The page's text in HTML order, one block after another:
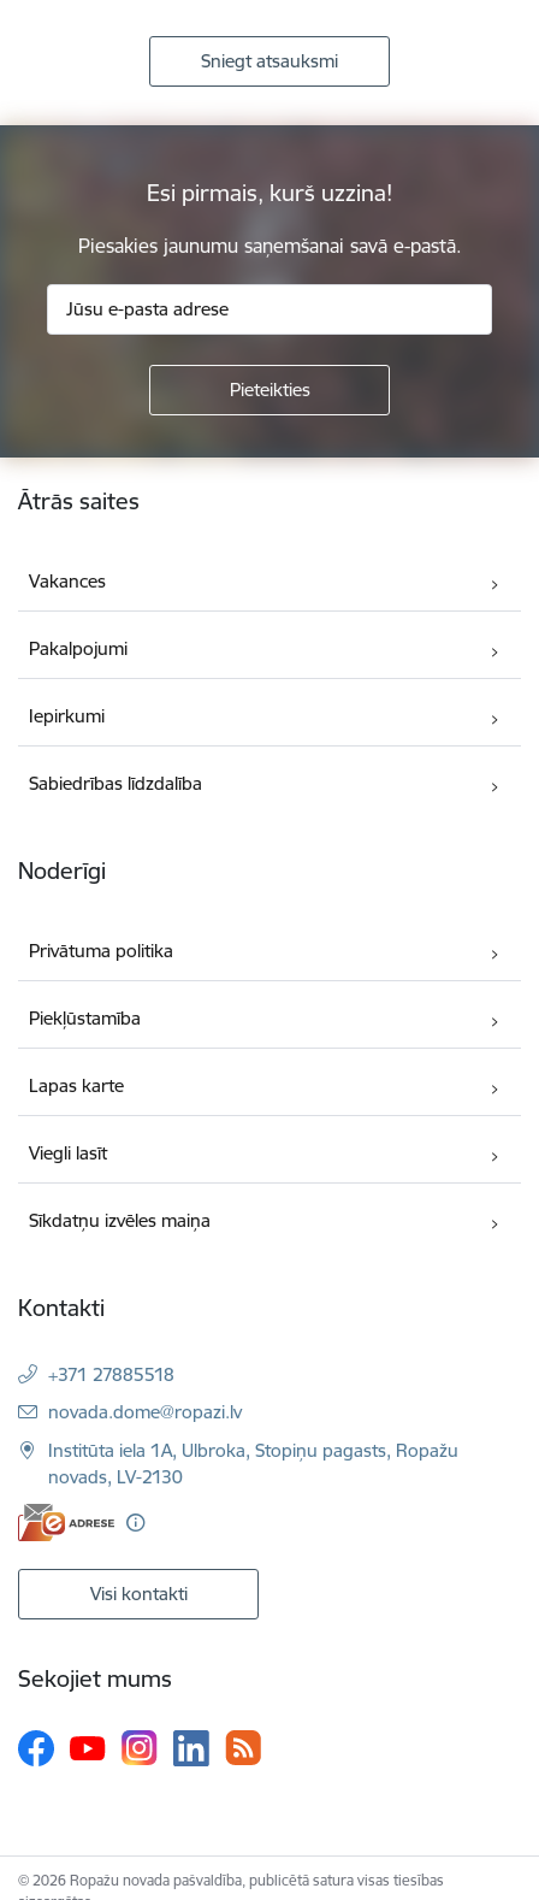
Sniegt atsauksmi
Esi pirmais, kurš uzzina!
Piesakies jaunumu saņemšanai savā e-pastā.
Kājene
Ātrās saites
Vakances
Pakalpojumi
Iepirkumi
Sabiedrības līdzdalība
Noderīgi
Privātuma politika
Piekļūstamība
Lapas karte
Viegli lasīt
Sīkdatņu izvēles maiņa
Kontakti
+371 27885518
E-pasts:
novada.dome@ropazi.lv
Institūta iela 1A, Ulbroka, Stopiņu pagasts, Ropažu
novads, LV-2130
Visi kontakti
Sekojiet mums
© 2026 Ropažu novada pašvaldība, publicētā satura visas tiesības